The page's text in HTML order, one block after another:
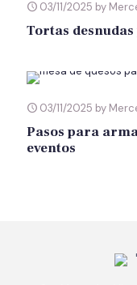
03/11/2025 by
Tortas
03/11/2025 by
Pasos para
eventos